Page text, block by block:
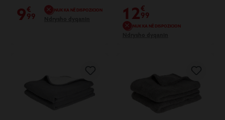
9€
99
NUK KA NË DISPOZICION 12€
99
NUK KA NË DISPOZICION